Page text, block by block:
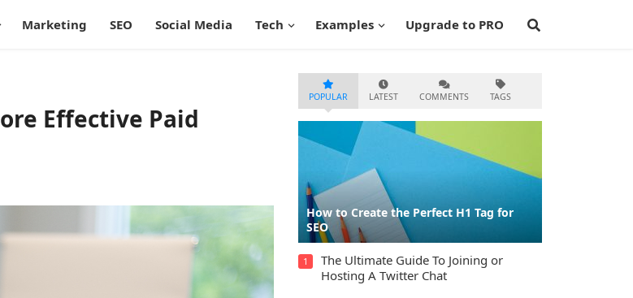
Marketing SEO Social Media Tech Examples Upgrade to PRO
Effective Paid
POPULAR LATEST COMMENTS TAGS
How to Create the Perfect H1 Tag for
SEO
1
The Ultimate Guide To Joining or
Hosting A Twitter Chat